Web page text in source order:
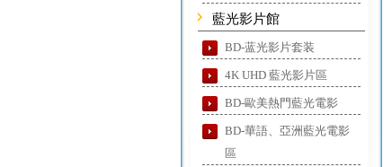
藍光影片館
BD-蓝光影片套装
4K UHD 藍光影片區
BD-歐美熱門藍光電影
BD-華語、亞洲藍光電影
區